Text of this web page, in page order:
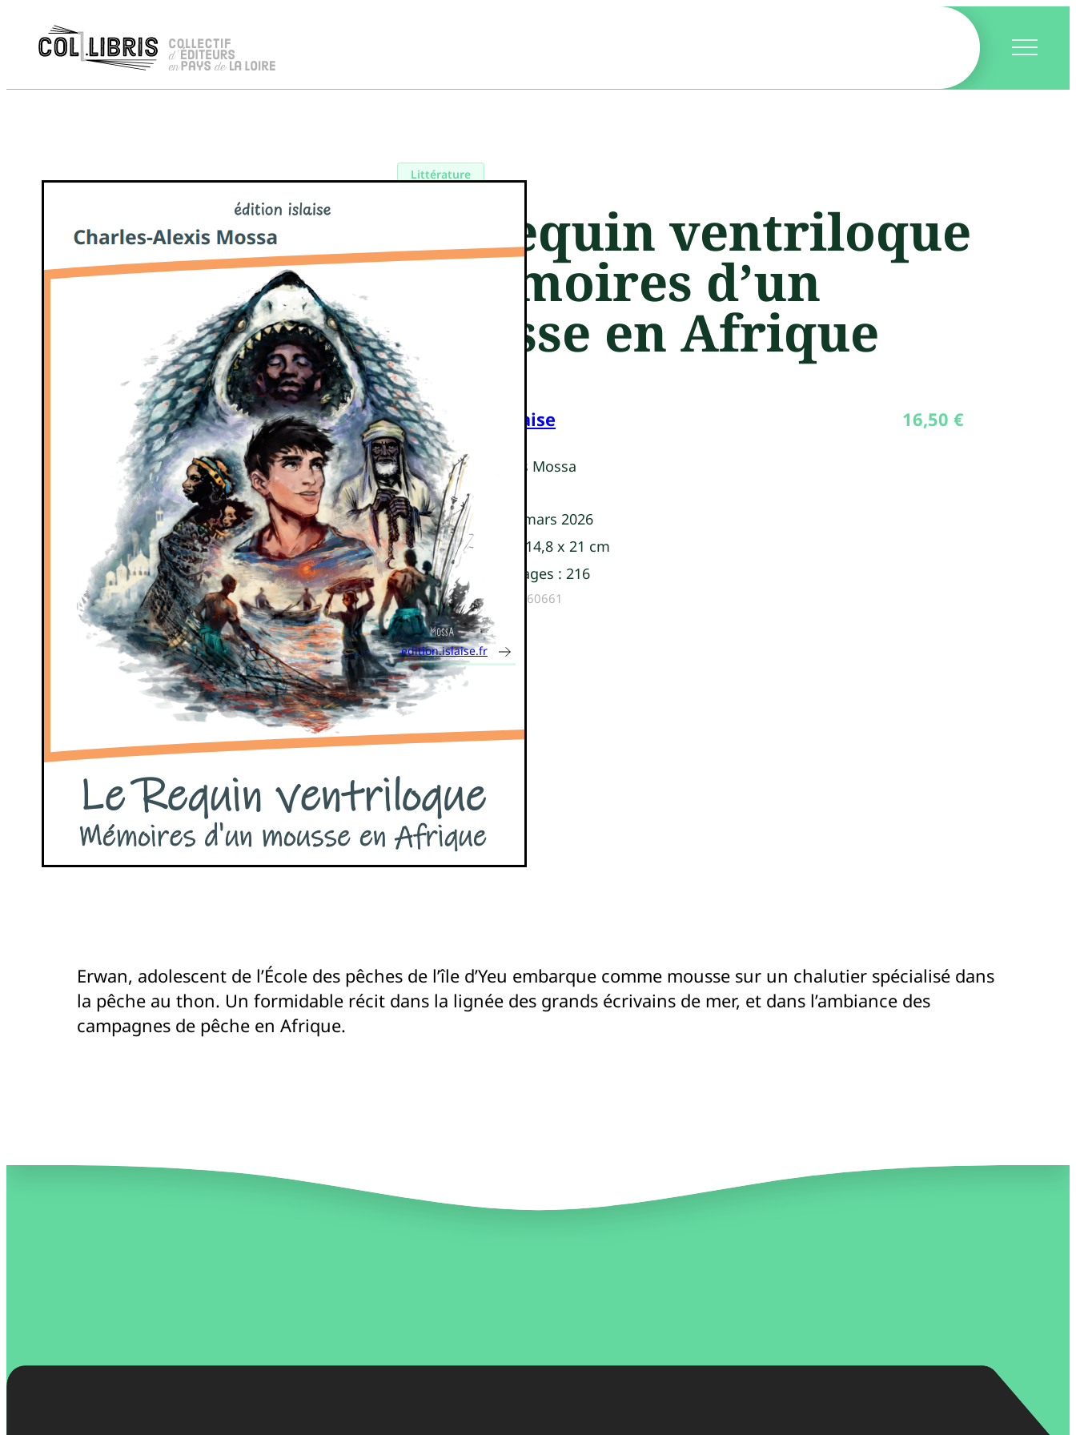
Littérature
Le Requin ventriloque
– Mémoires d’un
mousse en Afrique
Édition Islaise 16,50 €
Charles-Alexis Mossa
Parution :
01 mars 2026
Dimensions : 14,8 x 21 cm
Nombre de pages : 216
ISBN : 9782959460661
edition.islaise.fr
Erwan, adolescent de l’École des pêches de l’île d’Yeu embarque comme mousse sur un chalutier spécialisé dans
la pêche au thon. Un formidable récit dans la lignée des grands écrivains de mer, et dans l’ambiance des
campagnes de pêche en Afrique.